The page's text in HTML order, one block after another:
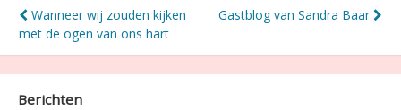
Bericht
navigatie
Wanneer wij zouden kijken
met de ogen van ons hart
Gastblog van Sandra Baar
Berichten